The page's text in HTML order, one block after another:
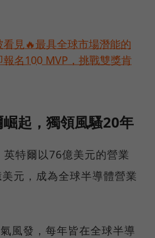
見🔥最具全球市場潛能的
名100 MVP，挑戰雙獎肯
起，獨領風騷20年
特爾以76億美元的營業
元，成為全球半導體營業
風發，每年皆在全球半導